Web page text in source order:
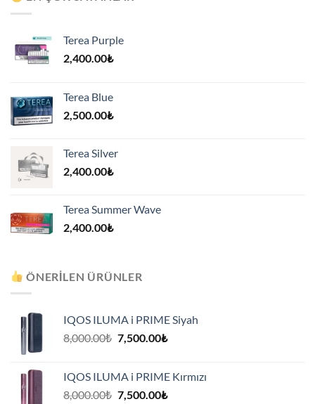
Terea Purple
2,400.00₺
Terea Blue
2,500.00₺
Terea Silver
2,400.00₺
Terea Summer Wave
2,400.00₺
ÖNERILEN ÜRÜNLER
IQOS ILUMA i PRIME Siyah
8,000.00₺ Orijinal
7,500.00₺Şu
7,500.00₺.
IQOS ILUMA i PRIME Kırmızı
8,000.00₺ Orijinal
7,500.00₺Şu